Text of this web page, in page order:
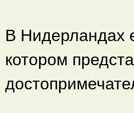
В Нидерландах
котором